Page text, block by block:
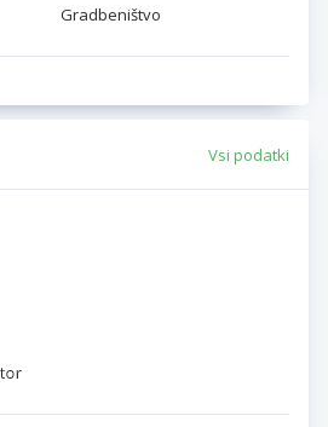
Gradbeništvo
Vsi podatki